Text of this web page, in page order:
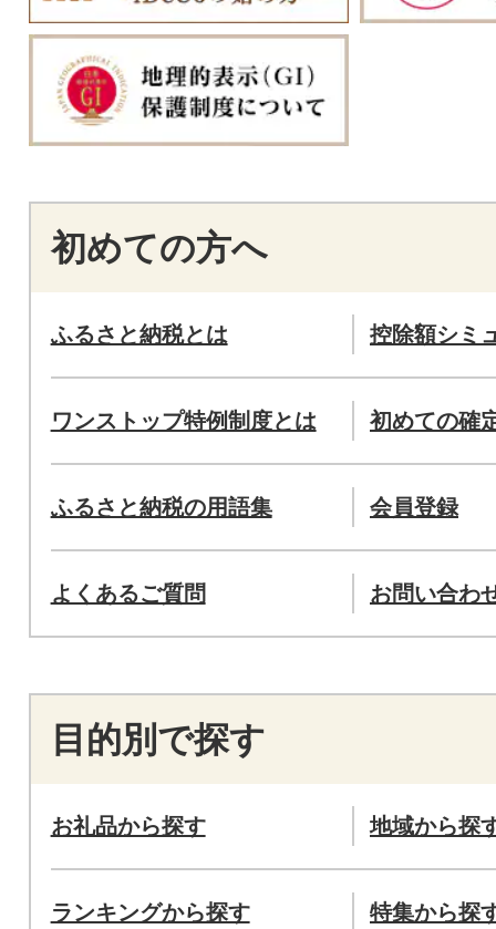
初めての方へ
ふるさと納税とは 控除額シミ
ワンストップ特例制度とは 初めての確
ふるさと納税の用語集 会員登録
よくあるご質問 お問い合わ
目的別で探す
お礼品から探す 地域から探
ランキングから探す 特集から探